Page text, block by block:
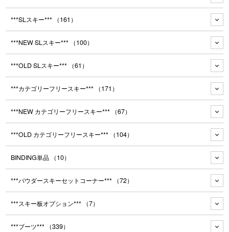
***SLスキー*** （161）
***NEW SLスキー*** （100）
***OLD SLスキー*** （61）
***カテゴリーフリースキー*** （171）
***NEW カテゴリーフリースキー*** （67）
***OLD カテゴリーフリースキー*** （104）
BINDING単品 （10）
***パウダースキーセットコーナー*** （72）
***スキー板オプション*** （7）
***ブーツ*** （339）